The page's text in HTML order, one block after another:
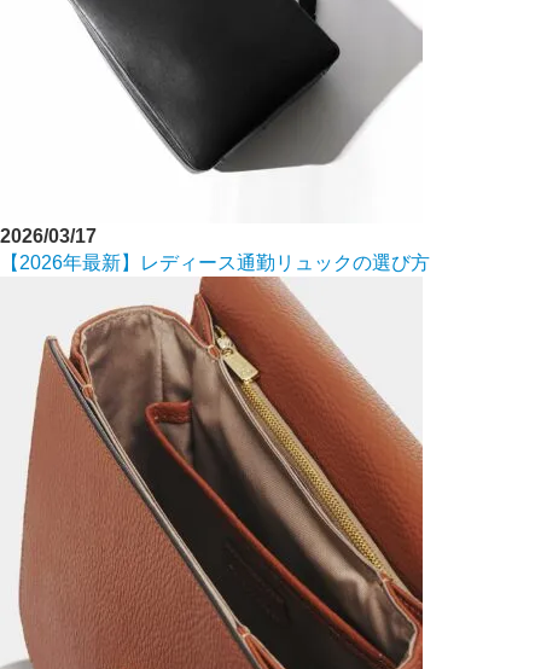
2026/03/17
【2026年最新】レディース通勤リュックの選び方